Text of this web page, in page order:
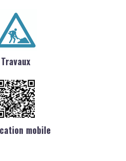
Travaux
mobile